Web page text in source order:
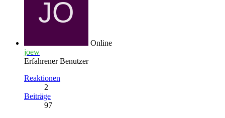
Online
joew
Erfahrener Benutzer
Reaktionen
2
Beiträge
97